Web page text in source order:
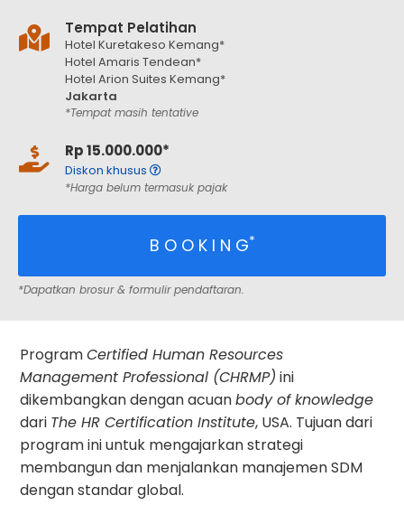
Tempat Pelatihan
Hotel Kuretakeso Kemang*
Hotel Amaris Tendean*
Hotel Arion Suites Kemang*
Jakarta
*Tempat masih tentative
Rp 15.000.000*
Diskon khusus
*Harga belum termasuk pajak
B O O K I N G*
*Dapatkan brosur & formulir pendaftaran.
ProgramCertified Human Resources
Management Professional (CHRMP) ini
dikembangkan dengan acuanbody of knowledge
dari The HR Certification Institute, USA. Tujuan dari
program ini untuk mengajarkan strategi
membangun dan menjalankan manajemen SDM
dengan standar global.